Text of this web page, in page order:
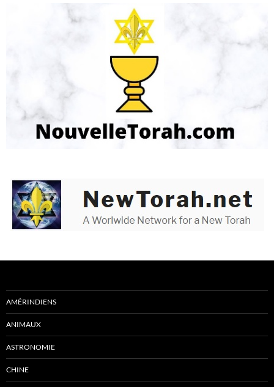
AMÉRINDIENS
ANIMAUX
ASTRONOMIE
CHINE